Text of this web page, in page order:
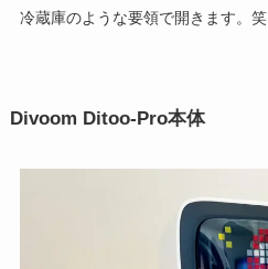
冷蔵庫のような要領で開きます。笑
Divoom Ditoo-Pro本体